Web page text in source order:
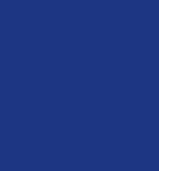
Vanderley
João Azevêdo e
como